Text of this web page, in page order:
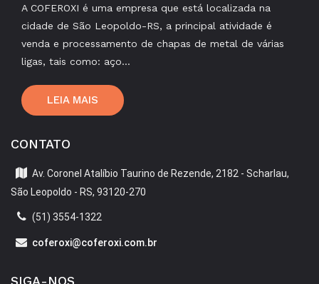
A COFEROXI é uma empresa que está localizada na
cidade de São Leopoldo-RS, a principal atividade é
venda e processamento de chapas de metal de várias
ligas, tais como: aço...
LEIA MAIS
CONTATO
Av. Coronel Atalíbio Taurino de Rezende, 2182 - Scharlau,
São Leopoldo - RS, 93120-270
(51) 3554-1322
coferoxi@coferoxi.com.br